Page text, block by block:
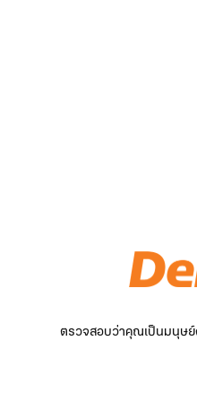
ตรวจสอบว่าคุณเป็นมนุษย์